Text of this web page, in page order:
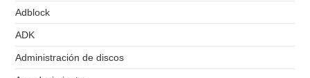
Adblock
ADK
Administración de discos